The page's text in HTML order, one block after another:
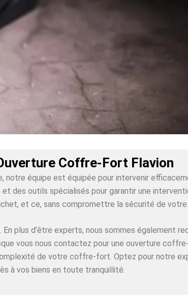
Coffre-Fort Flavion
équipe est équipée pour intervenir
des outils spécialisés pour garantir une
et ce, sans compromettre la sécurité de votre
plus d’être experts, nous sommes également
vous nous contactez pour une ouverture
de votre coffre-fort. Optez pour notre
à vos biens en toute tranquillité.